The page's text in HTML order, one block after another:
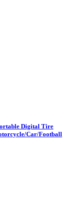
Digital Tire
Car/Football